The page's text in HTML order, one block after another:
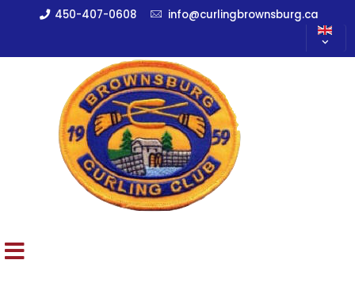
450-407-0608 info@curlingbrownsburg.ca